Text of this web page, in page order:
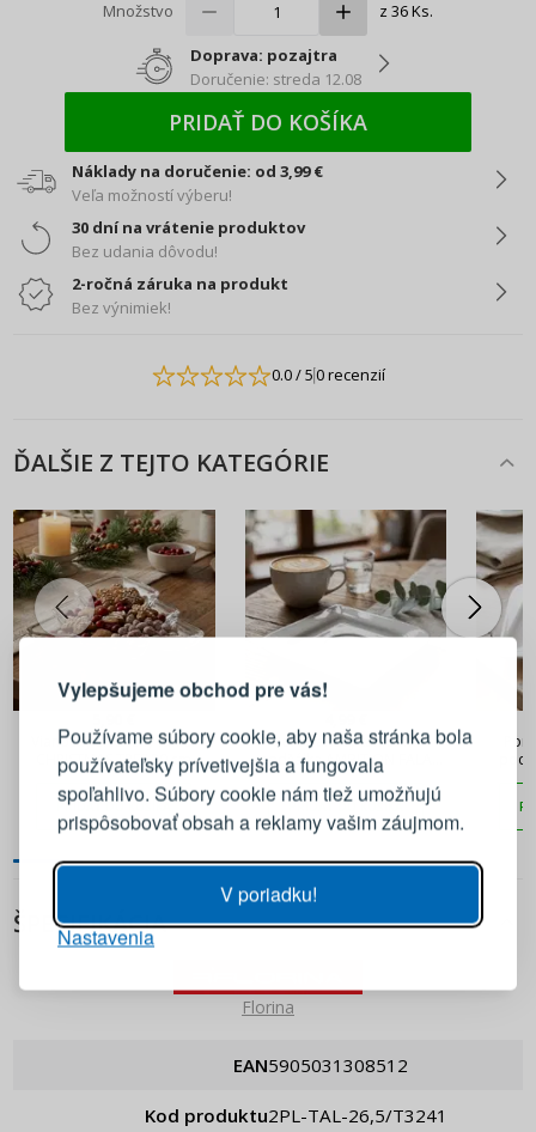
Vylepšujeme obchod pre vás!
Používame súbory cookie, aby naša stránka bola
používateľsky prívetivejšia a fungovala
spoľahlivo. Súbory cookie nám tiež umožňujú
prispôsobovať obsah a reklamy vašim záujmom.
V poriadku!
Nastavenia
Množstvo z 36 Ks.
Doprava: pozajtra
Doručenie: streda 12.08
PRIDAŤ DO KOŠÍKA
Náklady na doručenie: od 3,99 €
Veľa možností výberu!
30 dní na vrátenie produktov
Bez udania dôvodu!
2-ročná záruka na produkt
Bez výnimiek!
0.0/ 50 recenzií
ĎALŠIE Z TEJTO KATEGÓRIE
Vianočný sklenený tanier
CHRISTMAS TREE 20 cm
PRIDAŤ DO KOŠÍKA
Porcelánový tanierik /
podšálka AMBITION FALA
BIELY 14 x 14 cm
PRIDAŤ DO KOŠÍKA
ŠPECIFIKÁCIA
Florina
EAN 5905031308512
Kod produktu 2PL-TAL-26,5/T3241
PRIHLÁSENIE REGISTRÁCIA
Prihláste sa k svojmu účtu
E-mail
PRIHLÁSIŤ SA
Pripomenutie hesla